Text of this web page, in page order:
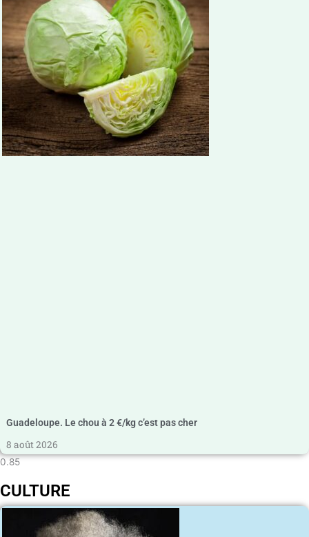
Guadeloupe. Le chou à 2 €/kg c’est pas cher
8 août 2026
CULTURE